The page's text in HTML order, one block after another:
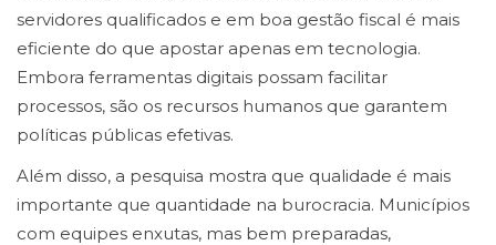
servidores qualificados e em boa gestão fiscal é mais
eficiente do que apostar apenas em tecnologia.
Embora ferramentas digitais possam facilitar
processos, são os recursos humanos que garantem
políticas públicas efetivas.
Além disso, a pesquisa mostra que qualidade é mais
importante que quantidade na burocracia. Municípios
com equipes enxutas, mas bem preparadas,